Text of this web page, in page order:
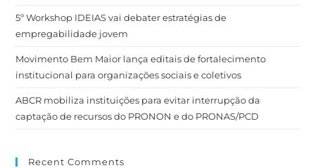
5º Workshop IDEIAS vai debater estratégias de
empregabilidade jovem
Movimento Bem Maior lança editais de fortalecimento
institucional para organizações sociais e coletivos
ABCR mobiliza instituições para evitar interrupção da
captação de recursos do PRONON e do PRONAS/PCD
Recent Comments